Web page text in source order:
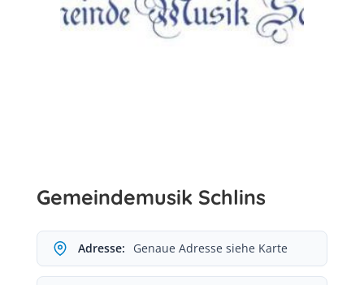
Gemeindemusik Schlins
Adresse: Genaue Adresse siehe Karte